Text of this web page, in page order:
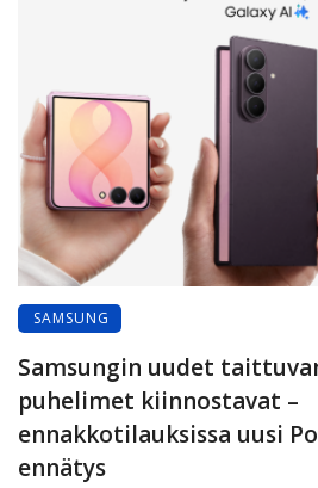
SAMSUNG
Samsungin uudet
puhelimet kiinnostavat –
ennakkotilauksissa uusi
ennätys